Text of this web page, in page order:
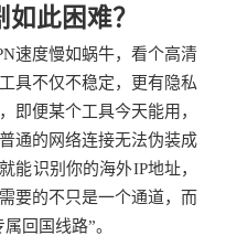
此困难？
速度慢如蜗牛，看个高清
具不仅不稳定，更有隐私
即便某个工具今天能用，
通的网络连接无法伪装成
能识别你的海外IP地址，
要的不只是一个通道，而
回国线路”。